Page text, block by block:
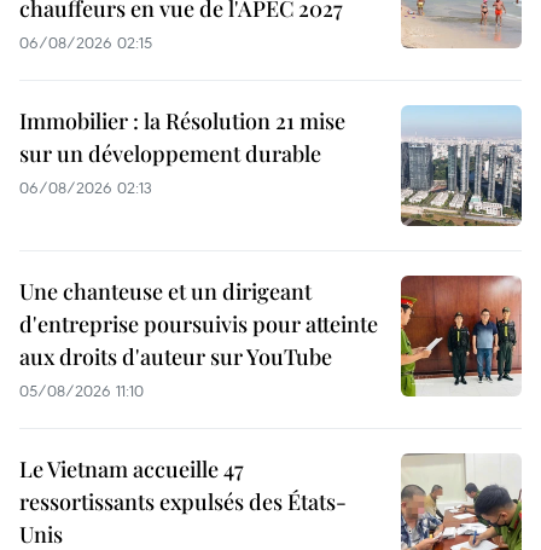
chauffeurs en vue de l'APEC 2027
06/08/2026 02:15
Immobilier : la Résolution 21 mise
sur un développement durable
06/08/2026 02:13
Une chanteuse et un dirigeant
d'entreprise poursuivis pour atteinte
aux droits d'auteur sur YouTube
05/08/2026 11:10
Le Vietnam accueille 47
ressortissants expulsés des États-
Unis